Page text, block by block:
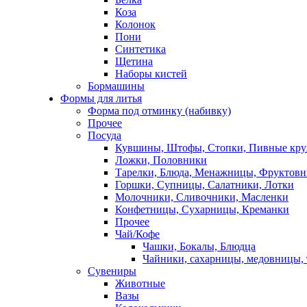
Коза
Колонок
Пони
Синтетика
Щетина
Наборы кистей
Бормашины
Формы для литья
Форма под отминку (набивку)
Прочее
Посуда
Кувшины, Штофы, Стопки, Пивные
Ложки, Половники
Тарелки, Блюда, Менажницы,
Горшки, Супницы, Салатники, Лотки
Молочники, Сливочники, Масленки
Конфетницы, Сухарницы, Креманки
Прочее
Чай/Кофе
Чашки, Бокалы, Блюдца
Чайники, сахарницы, медовницы,
Сувениры
Животные
Вазы